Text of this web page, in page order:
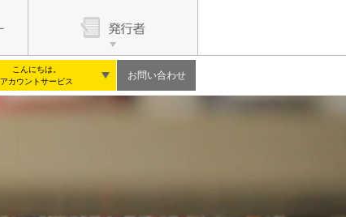
こんにちは。
アカウントサービス
お問い合わせ